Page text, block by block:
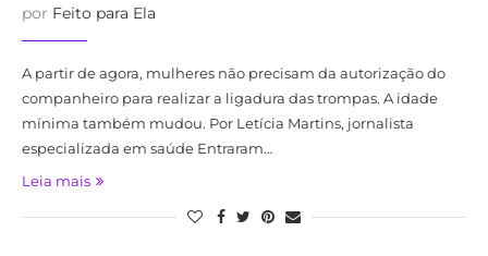
por Feito para Ela
A partir de agora, mulheres não precisam da autorização do
companheiro para realizar a ligadura das trompas. A idade
mínima também mudou. Por Letícia Martins, jornalista
especializada em saúde Entraram…
Leia mais